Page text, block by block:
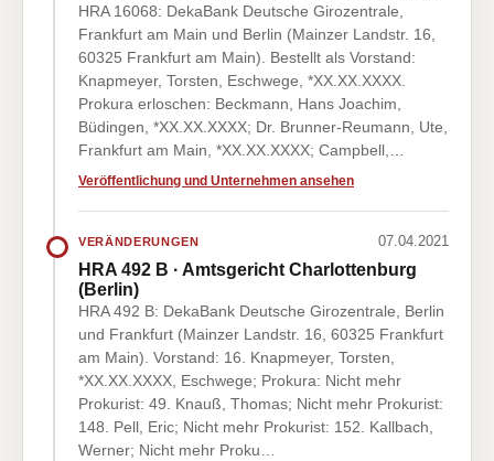
HRA 16068: DekaBank Deutsche Girozentrale,
Frankfurt am Main und Berlin (Mainzer Landstr. 16,
60325 Frankfurt am Main). Bestellt als Vorstand:
Knapmeyer, Torsten, Eschwege, *XX.XX.XXXX.
Prokura erloschen: Beckmann, Hans Joachim,
Büdingen, *XX.XX.XXXX; Dr. Brunner-Reumann, Ute,
Frankfurt am Main, *XX.XX.XXXX; Campbell,…
Veröffentlichung und Unternehmen ansehen
VERÄNDERUNGEN 07.04.2021
HRA 492 B · Amtsgericht Charlottenburg
(Berlin)
HRA 492 B: DekaBank Deutsche Girozentrale, Berlin
und Frankfurt (Mainzer Landstr. 16, 60325 Frankfurt
am Main). Vorstand: 16. Knapmeyer, Torsten,
*XX.XX.XXXX, Eschwege; Prokura: Nicht mehr
Prokurist: 49. Knauß, Thomas; Nicht mehr Prokurist:
148. Pell, Eric; Nicht mehr Prokurist: 152. Kallbach,
Werner; Nicht mehr Proku…